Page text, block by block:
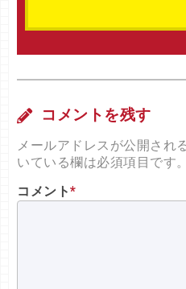
コメントを残す
メールアドレスが公開され
いている欄は必須項目です。
コメント*